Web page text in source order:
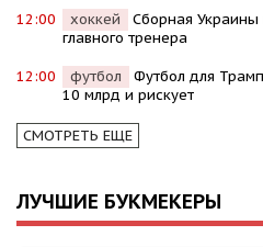
12:00 хоккей
Сборная Украины
главного тренера
12:00 футбол
Футбол для
10 млрд и рискует
СМОТРЕТЬ ЕЩЕ
ЛУЧШИЕ БУКМЕКЕРЫ